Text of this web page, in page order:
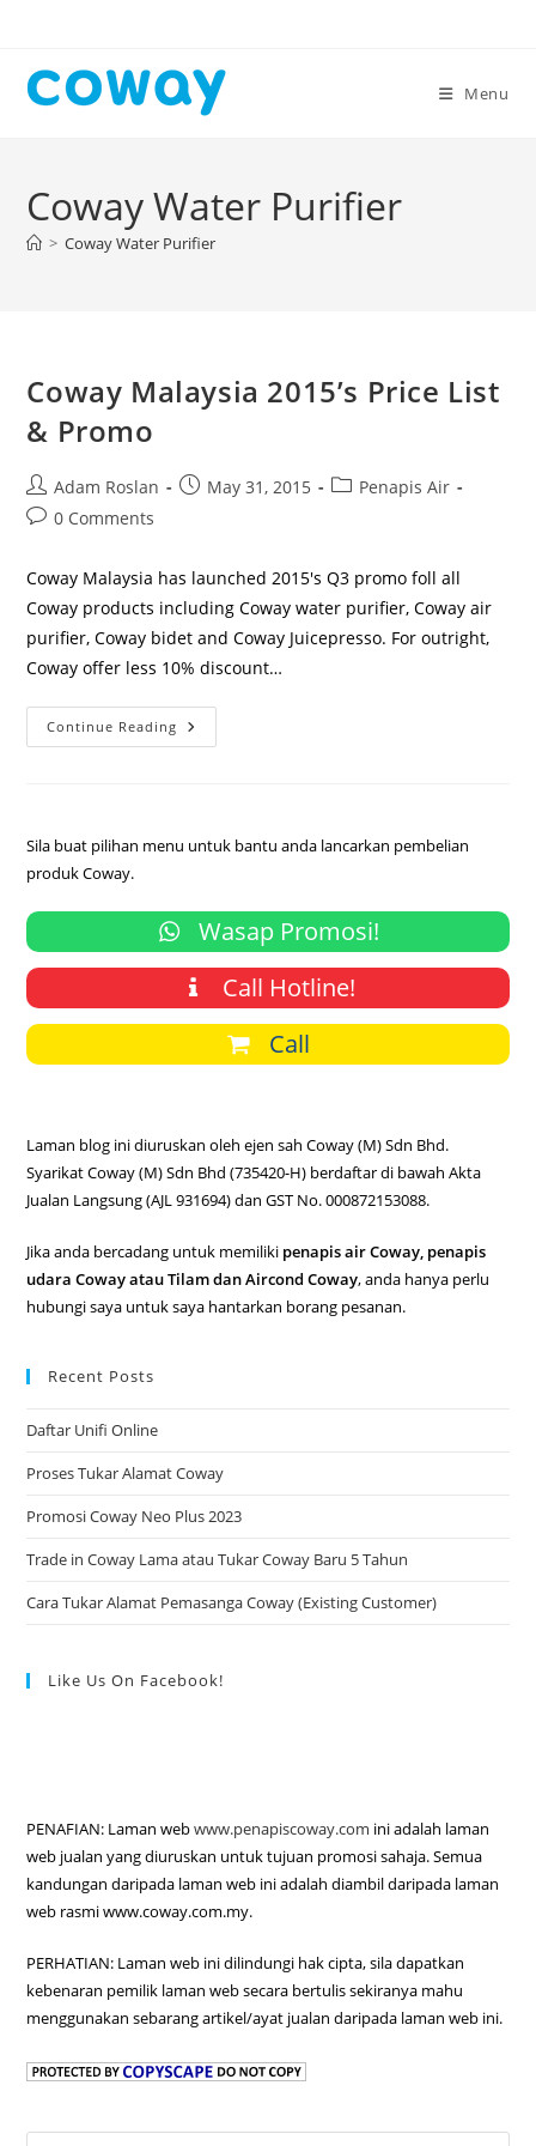
content
Menu
Coway Water Purifier
> Coway Water Purifier
Coway Malaysia 2015’s Price List
& Promo
Post
author:
Adam Roslan
PostMay 31, 2015
PostPenapis Air
Post0 Comments
Coway Malaysia has launched 2015's Q3 promo foll all
Coway products including Coway water purifier, Coway air
purifier, Coway bidet and Coway Juicepresso. For outright,
Coway offer less 10% discount…
Continue Reading Coway
Malaysia
Sila buat pilihan menu untuk bantu anda lancarkan pembelian
produk Coway.
Wasap Promosi!
Call Hotline!
Call
Laman blog ini diuruskan oleh ejen sah Coway (M) Sdn Bhd.
Syarikat Coway (M) Sdn Bhd (735420-H) berdaftar di bawah Akta
Jualan Langsung (AJL 931694) dan GST No. 000872153088.
Jika anda bercadang untuk memiliki penapis air Coway, penapis
udara Coway atau Tilam dan Aircond Coway, anda hanya perlu
hubungi saya untuk saya hantarkan borang pesanan.
Recent Posts
Daftar Unifi Online
Proses Tukar Alamat Coway
Promosi Coway Neo Plus 2023
Trade in Coway Lama atau Tukar Coway Baru 5 Tahun
Cara Tukar Alamat Pemasanga Coway (Existing Customer)
Like Us On Facebook!
PENAFIAN: Laman webwww.penapiscoway.com ini adalah laman
web jualan yang diuruskan untuk tujuan promosi sahaja. Semua
kandungan daripada laman web ini adalah diambil daripada laman
web rasmi www.coway.com.my.
PERHATIAN: Laman web ini dilindungi hak cipta, sila dapatkan
kebenaran pemilik laman web secara bertulis sekiranya mahu
menggunakan sebarang artikel/ayat jualan daripada laman web ini.